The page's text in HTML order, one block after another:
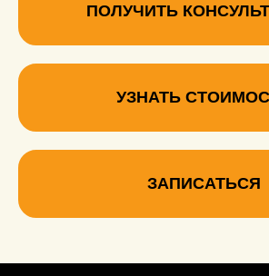
ПОЛУЧИТЬ
УЗНАТЬ
ЗАПИСАТЬСЯ